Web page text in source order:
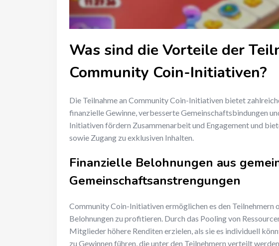
Was sind die Vorteile der
Community Coin-Initiativen?
Die Teilnahme an Community Coin-Initiativen bietet
finanzielle Gewinne, verbesserte Gemeinschaftsbindungen
Initiativen fördern Zusammenarbeit und Engagement und
sowie Zugang zu exklusiven Inhalten.
Finanzielle Belohnungen aus
Gemeinschaftsanstrengungen
Community Coin-Initiativen ermöglichen es den
Belohnungen zu profitieren. Durch das Pooling von
Mitglieder höhere Renditen erzielen, als sie es individuell
zu Gewinnen führen, die unter den Teilnehmern verteilt